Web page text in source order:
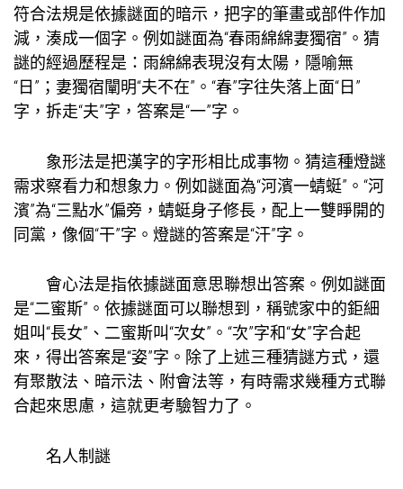
符合法規是依據謎面的暗示，把字的筆畫或部件作加
減，湊成一個字。例如謎面為“春雨綿綿妻獨宿”。猜
謎的經過歷程是：雨綿綿表現沒有太陽，隱喻無
“日”；妻獨宿闡明“夫不在”。“春”字往失落上面“日”
字，拆走“夫”字，答案是“一”字。
象形法是把漢字的字形相比成事物。猜這種燈謎
需求察看力和想象力。例如謎面為“河濱一蜻蜓”。“河
濱”為“三點水”偏旁，蜻蜓身子修長，配上一雙睜開的
同黨，像個“干”字。燈謎的答案是“汗”字。
會心法是指依據謎面意思聯想出答案。例如謎面
是“二蜜斯”。依據謎面可以聯想到，稱號家中的鉅細
姐叫“長女”、二蜜斯叫“次女”。“次”字和“女”字合起
來，得出答案是“姿”字。除了上述三種猜謎方式，還
有聚散法、暗示法、附會法等，有時需求幾種方式聯
合起來思慮，這就更考驗智力了。
名人制謎